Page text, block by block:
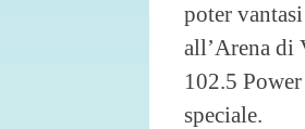
poter
all’Arena di
102.5
speciale.